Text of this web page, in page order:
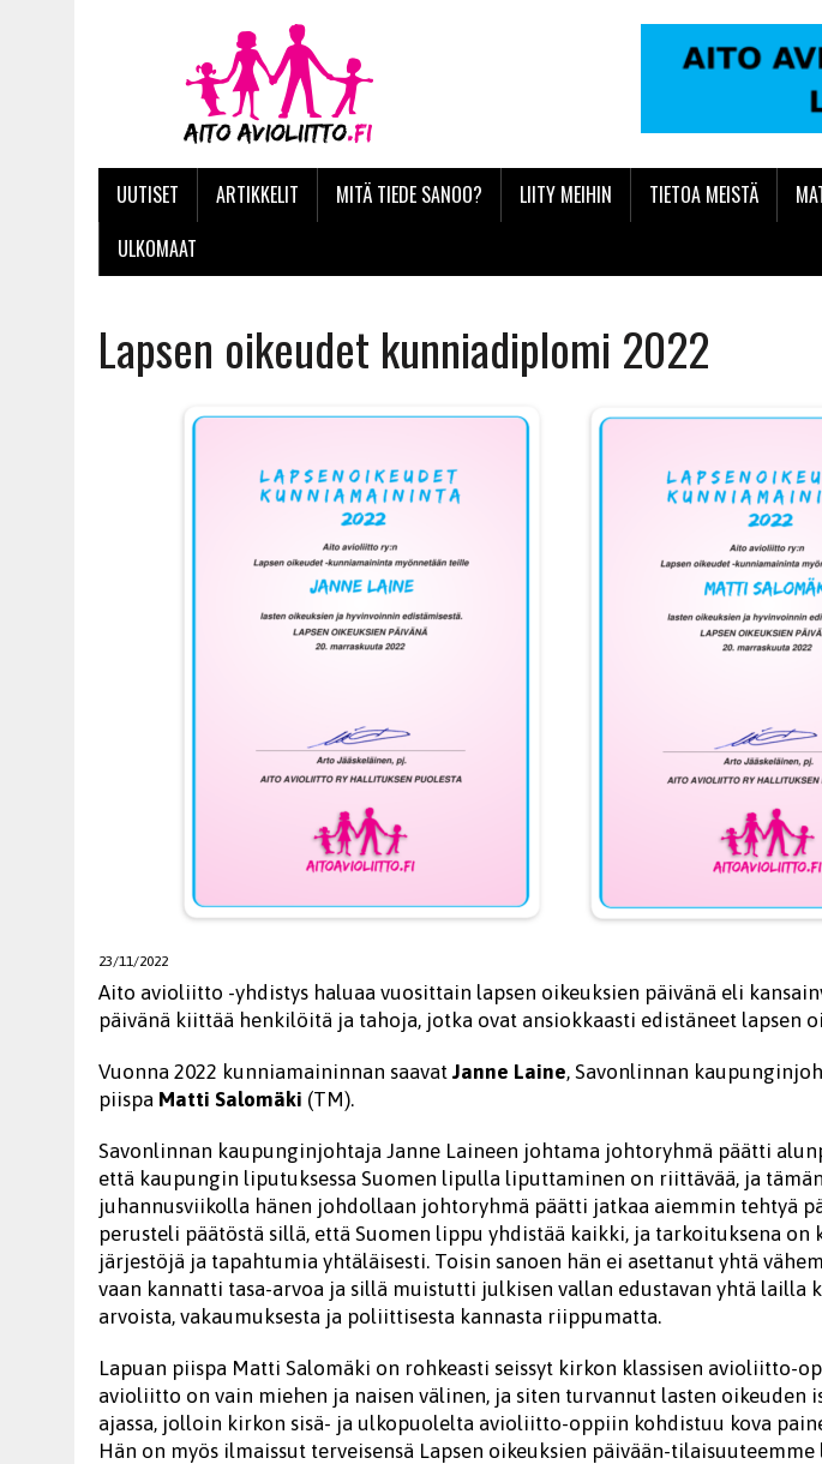
UUTISET ARTIKKELIT MITÄ TIEDE SANOO? LIITY MEIHIN TIETOA MEISTÄ
ULKOMAAT
Lapsen oikeudet kunniadiplomi 2022
23/11/2022
Aito avioliitto -yhdistys haluaa vuosittain lapsen oikeuksien päivänä eli
päivänä kiittää henkilöitä ja tahoja, jotka ovat ansiokkaasti edistäneet lapsen
Vuonna 2022 kunniamaininnan saavat Janne Laine, Savonlinnan
piispa Matti Salomäki (TM).
Savonlinnan kaupunginjohtaja Janne Laineen johtama johtoryhmä päätti
että kaupungin liputuksessa Suomen lipulla liputtaminen on riittävää, ja
juhannusviikolla hänen johdollaan johtoryhmä päätti jatkaa aiemmin tehtyä
perusteli päätöstä sillä, että Suomen lippu yhdistää kaikki, ja tarkoituksena on
järjestöjä ja tapahtumia yhtäläisesti. Toisin sanoen hän ei asettanut yhtä
vaan kannatti tasa-arvoa ja sillä muistutti julkisen vallan edustavan yhtä lailla
arvoista, vakaumuksesta ja poliittisesta kannasta riippumatta.
Lapuan piispa Matti Salomäki on rohkeasti seissyt kirkon klassisen avioliitto-
avioliitto on vain miehen ja naisen välinen, ja siten turvannut lasten oikeuden
ajassa, jolloin kirkon sisä- ja ulkopuolelta avioliitto-oppiin kohdistuu kova
Hän on myös ilmaissut terveisensä Lapsen oikeuksien päivään-tilaisuuteemme